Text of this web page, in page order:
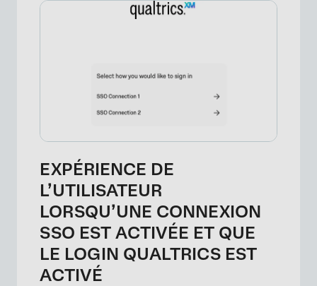
EXPÉRIENCE DE
L’UTILISATEUR
LORSQU’UNE CONNEXION
SSO EST ACTIVÉE ET QUE
LE LOGIN QUALTRICS EST
ACTIVÉ